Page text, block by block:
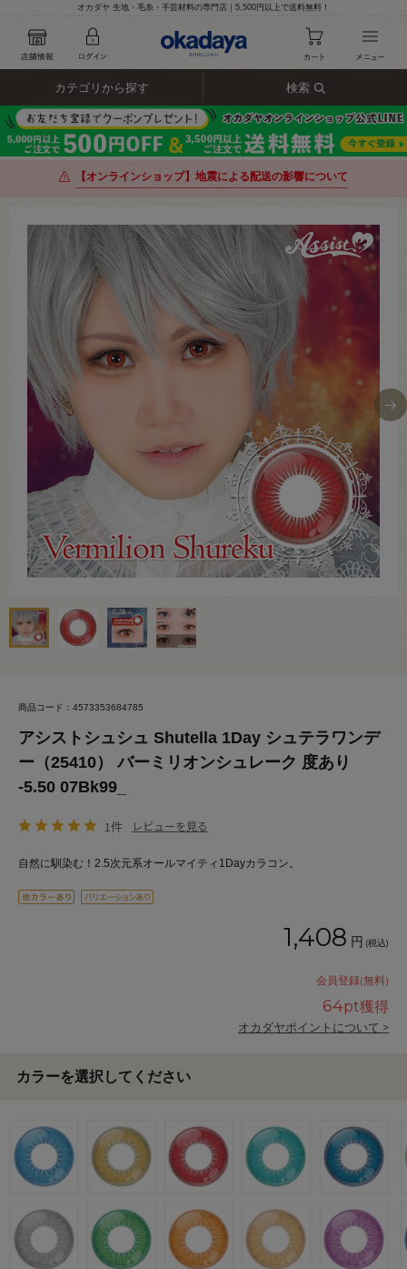
オカダヤ 生地・毛糸・手芸材料の専門店｜5,500円以上で送料無料！
カテゴリから探す 検索
【オンラインショップ】地震による配送の影響について
商品コード：4573353684785
アシストシュシュ Shutella 1Day シュテラワンデ
ー（25410） バーミリオンシュレーク 度あり
-5.50 07Bk99_
1件 レビューを見る
自然に馴染む！2.5次元系オールマイティ1Dayカラコン。
1,408 円 (税込)
会員登録(無料)
64pt獲得
オカダヤポイントについて >
カラーを選択してください